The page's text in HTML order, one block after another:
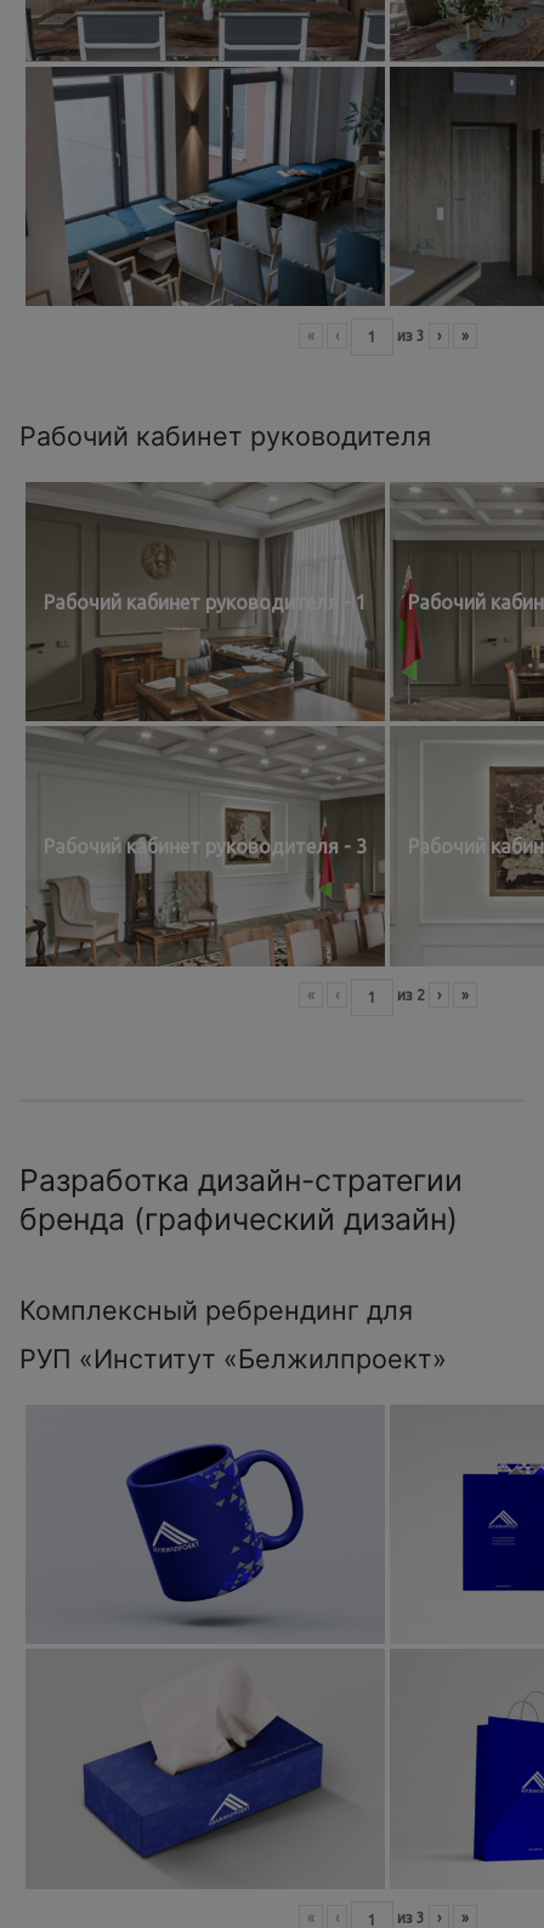
« ‹ из 3 › »
Рабочий кабинет руководителя
Рабочий кабинет руководителя - 1 Рабочий
Рабочий кабинет руководителя - 3 Рабочий
« ‹ из 2 › »
Разработка дизайн-стратегии
бренда (графический дизайн)
Комплексный ребрендинг для
РУП «Институт «Белжилпроект»
« ‹ из 3 › »